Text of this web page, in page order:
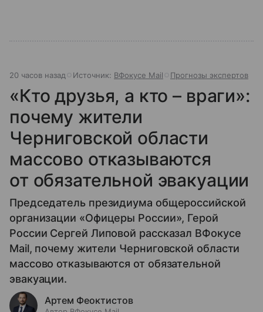
20 часов назад Источник: ВФокусе Mail Прогнозы экспертов
«Кто друзья, а кто – враги»:
почему жители
Черниговской области
массово отказываются
от обязательной эвакуации
Председатель президиума общероссийской
организации «Офицеры России», Герой
России Сергей Липовой рассказал ВФокусе
Mail, почему жители Черниговской области
массово отказываются от обязательной
эвакуации.
Артем Феоктистов